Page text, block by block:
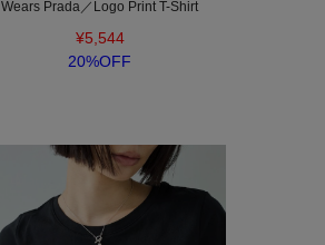
Wears Prada／Logo Print T-Shirt
¥5,544
20%OFF